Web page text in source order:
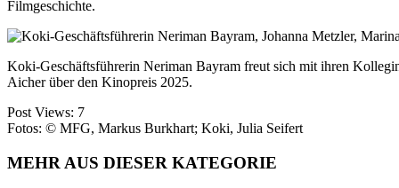
Filmgeschichte.
Koki-Geschäftsführerin Neriman Bayram freut sich mit ihren
Aicher über den Kinopreis 2025.
Post Views: 7
Fotos: © MFG, Markus Burkhart; Koki, Julia Seifert
MEHR AUS DIESER KATEGORIE